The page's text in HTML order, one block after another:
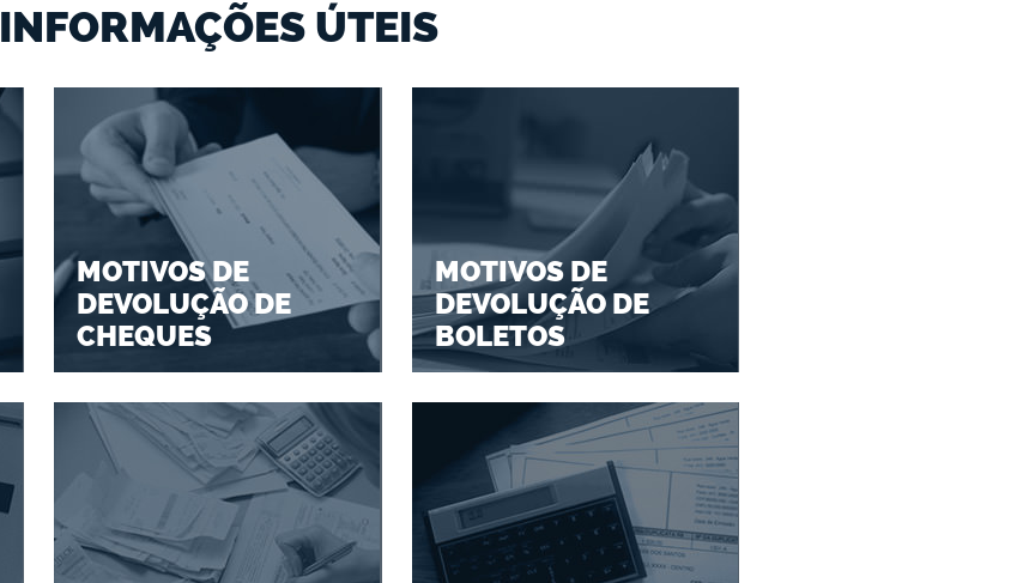
INFORMAÇÕES ÚTEIS
MOTIVOS DE
DEVOLUÇÃO DE
CHEQUES
MOTIVOS DE
DEVOLUÇÃO DE
BOLETOS